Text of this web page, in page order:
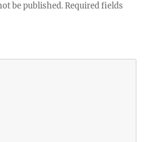
be published. Required fields